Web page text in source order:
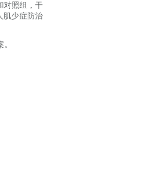
对照组，干
肌少症防治